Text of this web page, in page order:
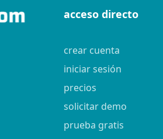
acceso directo
crear cuenta
iniciar sesión
precios
solicitar demo
prueba gratis